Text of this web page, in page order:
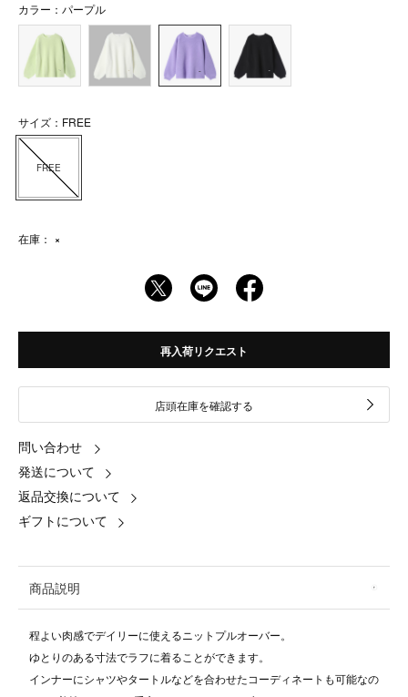
カラー：パープル
サイズ：FREE
FREE
在庫： ×
再入荷リクエスト
店頭在庫を確認する
問い合わせ
発送について
返品交換について
ギフトについて
商品説明
程よい肉感でデイリーに使えるニットプルオーバー。
ゆとりのある寸法でラフに着ることができます。
インナーにシャツやタートルなどを合わせたコーディネートも可能なの